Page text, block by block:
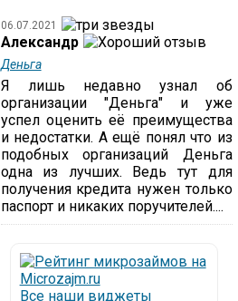
06.07.2021
Александр
Деньга
Я лишь недавно узнал об
организации "Деньга" и уже
успел оценить её преимущества
и недостатки. А ещё понял что из
подобных организаций Деньга
одна из лучших. Ведь тут для
получения кредита нужен только
паспорт и никаких поручителей....
Все наши виджеты